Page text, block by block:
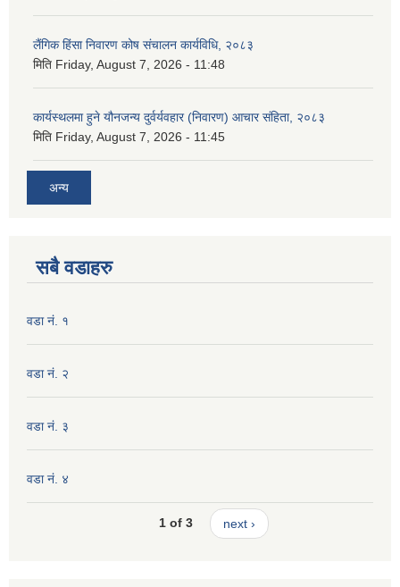
लैंगिक हिंसा निवारण कोष संचालन कार्यविधि, २०८३
मिति Friday, August 7, 2026 - 11:48
कार्यस्थलमा हुने यौनजन्य दुर्वर्यवहार (निवारण) आचार संहिता, २०८३
मिति Friday, August 7, 2026 - 11:45
अन्य
सबै वडाहरु
वडा नं. १
वडा नं. २
वडा नं. ३
वडा नं. ४
1 of 3 next ›